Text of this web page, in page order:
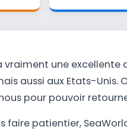
vraiment une
aussi aux Etats-
pour pouvoir
faire patientier,